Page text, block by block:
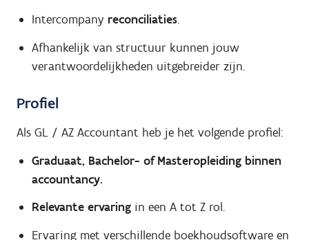
Intercompany reconciliaties.
Afhankelijk van structuur kunnen jouw
verantwoordelijkheden uitgebreider zijn.
Profiel
Als GL / AZ Accountant heb je het volgende profiel:
Graduaat, Bachelor- of Masteropleiding binnen
accountancy.
Relevante ervaringin een A tot Z rol.
Ervaring met verschillende boekhoudsoftware en